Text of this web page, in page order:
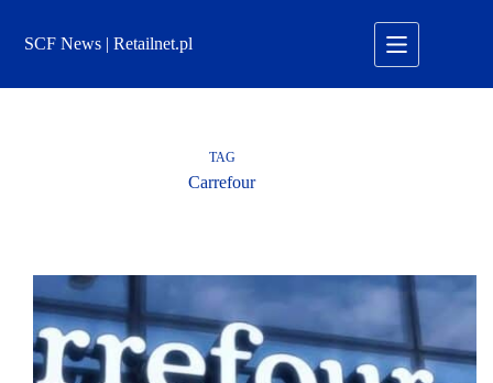
treściSCF News | Retailnet.pl
TAG
Carrefour